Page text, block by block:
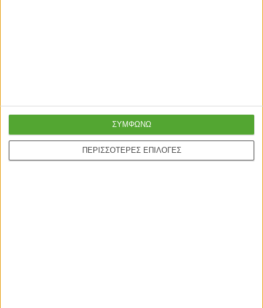
ΠΕΡΙΣΣΟΤΕΡΕΣ ΕΠΙΛΟΓΕΣ
ΣΥΜΦΩΝΩ